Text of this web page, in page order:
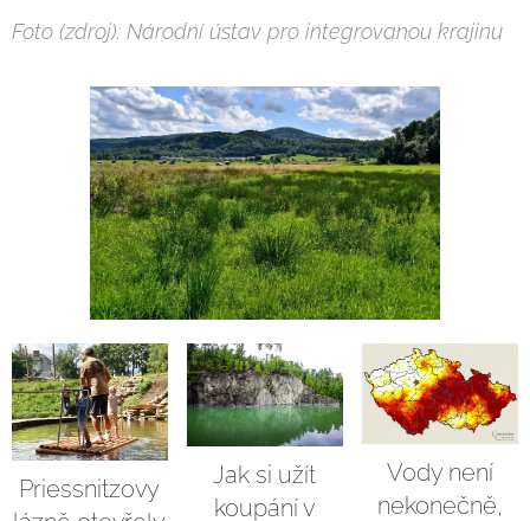
Foto (zdroj): Národní ústav pro integrovanou krajinu
Priessnitzovy
Jak si užít
koupání v
Vody není
nekonečně,